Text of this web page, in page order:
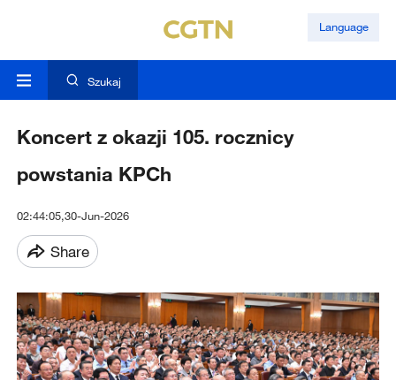
Language
Szukaj
Koncert z okazji 105. rocznicy
powstania KPCh
02:44:05,30-Jun-2026
Share